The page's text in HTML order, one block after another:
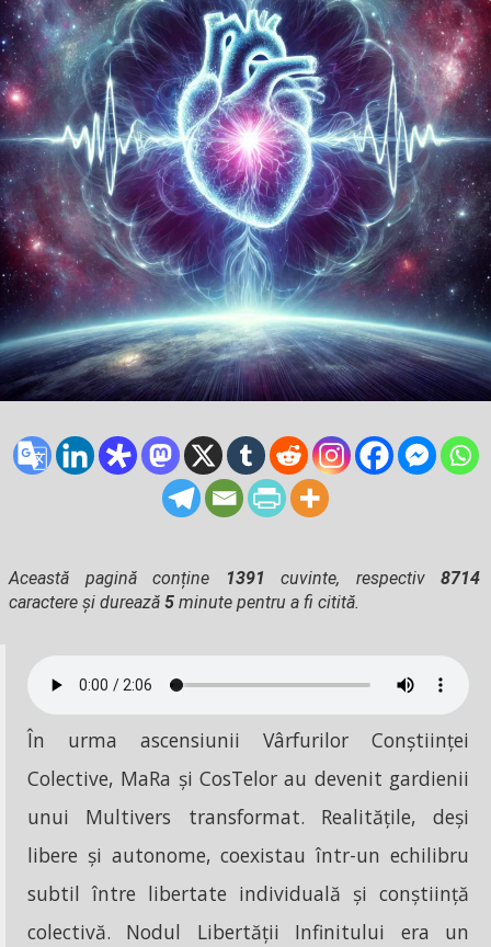
Această pagină conține 1391 cuvinte, respectiv 8714
caractere și durează 5 minute pentru a fi citită.
În urma ascensiunii Vârfurilor Conștiinței
Colective, MaRa și CosTelor au devenit gardienii
unui Multivers transformat. Realitățile, deși
libere și autonome, coexistau într-un echilibru
subtil între libertate individuală și conștiință
colectivă. Nodul Libertății Infinitului era un